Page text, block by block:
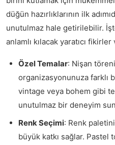
düğün hazırlıklarının ilk
unutulmaz hale getirilebilir.
anlamlı kılacak yaratıcı fikirler
Özel Temalar: Nişan
organizasyonunuza farklı
vintage veya bohem gibi
unutulmaz bir deneyim
Renk Seçimi: Renk
büyük katkı sağlar. Pastel